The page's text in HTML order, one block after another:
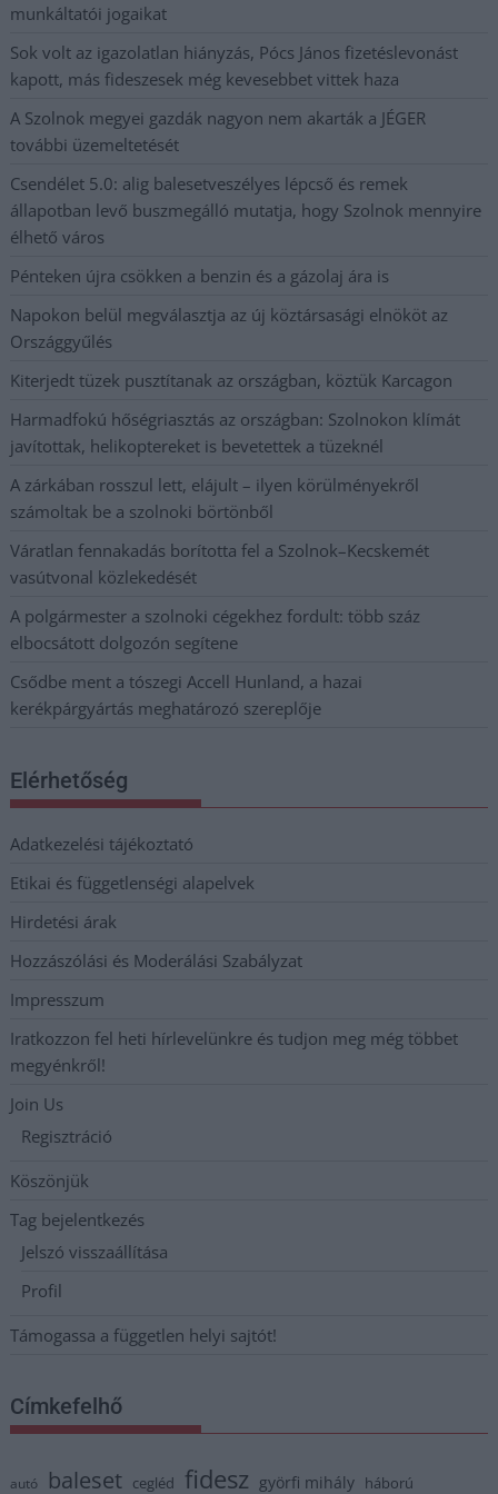
munkáltatói jogaikat
Sok volt az igazolatlan hiányzás, Pócs János fizetéslevonást
kapott, más fideszesek még kevesebbet vittek haza
A Szolnok megyei gazdák nagyon nem akarták a JÉGER
további üzemeltetését
Csendélet 5.0: alig balesetveszélyes lépcső és remek
állapotban levő buszmegálló mutatja, hogy Szolnok mennyire
élhető város
Pénteken újra csökken a benzin és a gázolaj ára is
Napokon belül megválasztja az új köztársasági elnököt az
Országgyűlés
Kiterjedt tüzek pusztítanak az országban, köztük Karcagon
Harmadfokú hőségriasztás az országban: Szolnokon klímát
javítottak, helikoptereket is bevetettek a tüzeknél
A zárkában rosszul lett, elájult – ilyen körülményekről
számoltak be a szolnoki börtönből
Váratlan fennakadás borította fel a Szolnok–Kecskemét
vasútvonal közlekedését
A polgármester a szolnoki cégekhez fordult: több száz
elbocsátott dolgozón segítene
Csődbe ment a tószegi Accell Hunland, a hazai
kerékpárgyártás meghatározó szereplője
Elérhetőség
Adatkezelési tájékoztató
Etikai és függetlenségi alapelvek
Hirdetési árak
Hozzászólási és Moderálási Szabályzat
Impresszum
Iratkozzon fel heti hírlevelünkre és tudjon meg még többet
megyénkről!
Join Us
Regisztráció
Köszönjük
Tag bejelentkezés
Jelszó visszaállítása
Profil
Támogassa a független helyi sajtót!
Címkefelhő
autó baleset cegléd fidesz györfi mihály háború